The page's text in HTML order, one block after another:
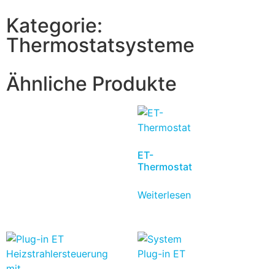
Kategorie:
Thermostatsysteme
Ähnliche Produkte
ET-
Thermostat
Weiterlesen